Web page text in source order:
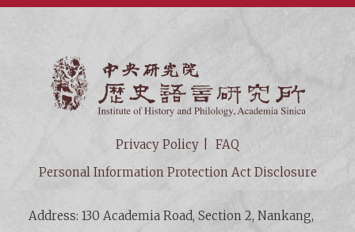
Privacy Policy
FAQ
Personal Information Protection Act Disclosure
Address: 130 Academia Road, Section 2, Nankang,